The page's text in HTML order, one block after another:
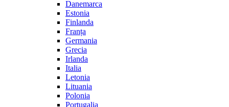
Danemarca
Estonia
Finlanda
Franța
Germania
Grecia
Irlanda
Italia
Letonia
Lituania
Polonia
Portugalia